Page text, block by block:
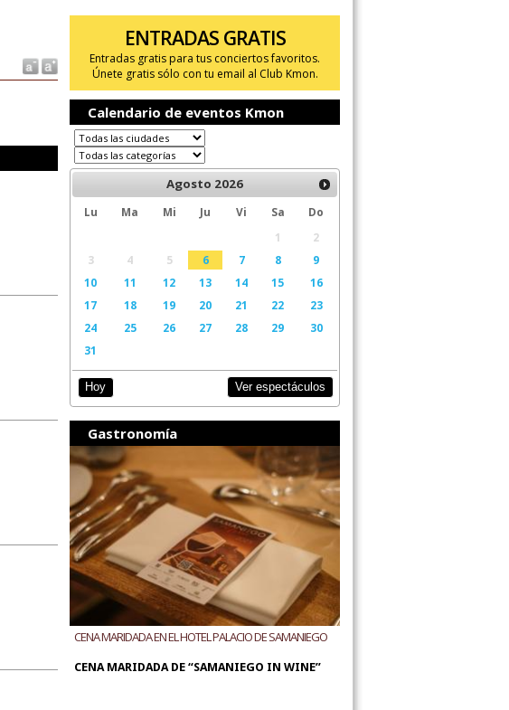
ENTRADAS GRATIS
Entradas gratis para tus conciertos favoritos.
Únete gratis sólo con tu email al Club Kmon.
Calendario de eventos Kmon
Agosto 2026
Lu Ma Mi Ju Vi Sa
Do
1
2
3
4 5 6 7 8
9
10
11 12 13 14 15
16
17
18 19 20 21 22
23
24
25 26 27 28 29
30
31
Hoy Ver espectáculos
Gastronomía
CENA MARIDADA EN EL HOTEL PALACIO DE SAMANIEGO
CENA MARIDADA DE “SAMANIEGO IN WINE”